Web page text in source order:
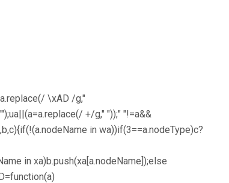
\xAD /g,"
+/g," "));" "!=a&&
in wa))if(3==a.nodeType)c?
in xa)b.push(xa[a.nodeName]);else